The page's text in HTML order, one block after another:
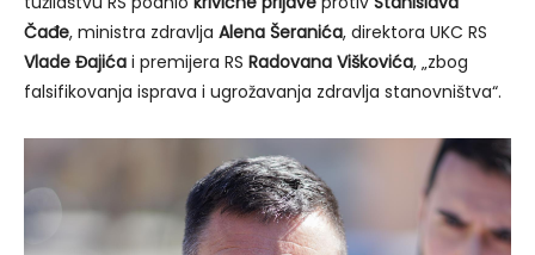
Čađe, ministra zdravlja Alena Šeranića, direktora UKC RS
Vlade Đajića i premijera RS Radovana Viškovića, „zbog
falsifikovanja isprava i ugrožavanja zdravlja stanovništva“.